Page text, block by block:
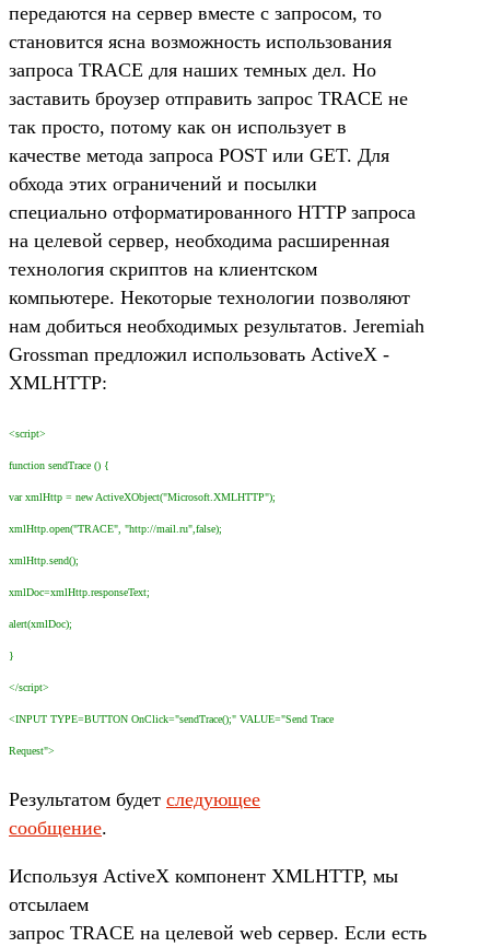
передаются на сервер вместе с запросом, то
становится ясна возможность использования
запроса TRACE для наших темных дел. Но
заставить броузер отправить запрос TRACE не
так просто, потому как он использует в
качестве метода запроса POST или GET. Для
обхода этих ограничений и посылки
специально отформатированного HTTP запроса
на целевой сервер, необходима расширенная
технология скриптов на клиентском
компьютере. Некоторые технологии позволяют
нам добиться необходимых результатов. Jeremiah
Grossman предложил использовать ActiveX -
XMLHTTP:
<script>
function sendTrace () {
var xmlHttp = new ActiveXObject("Microsoft.XMLHTTP");
xmlHttp.open("TRACE", "http://mail.ru",false);
xmlHttp.send();
xmlDoc=xmlHttp.responseText;
alert(xmlDoc);
}
</script>
<INPUT TYPE=BUTTON OnClick="sendTrace();" VALUE="Send Trace
Request">
Результатом будет следующее
сообщение.
Используя ActiveX компонент XMLHTTP, мы
отсылаем
запрос TRACE на целевой web сервер. Если есть